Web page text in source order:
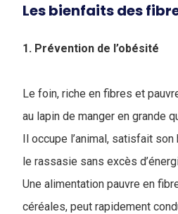
Les bienfaits des
1. Prévention de l’obésité
Le foin, riche en fibres et
au lapin de manger en grande
Il occupe l’animal, satisfait
le rassasie sans excès
Une alimentation pauvre en
céréales, peut rapidement